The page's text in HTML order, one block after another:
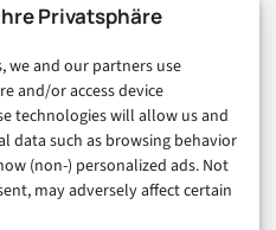
Privatsphäre
we and our partners use
and/or access device
technologies will allow us and
data such as browsing behavior
(non-) personalized ads. Not
may adversely affect certain